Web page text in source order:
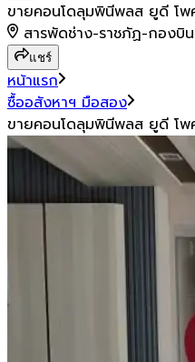
ขายคอนโดลุมพินีพลส ยูดี โพ
สารพัดช่าง-ราชภัฏ-กองบิ
แชร์
หน้าแรก
ซื้ออสังหาฯ มือสอง
ขายคอนโดลุมพินีพลส ยูดี โพ